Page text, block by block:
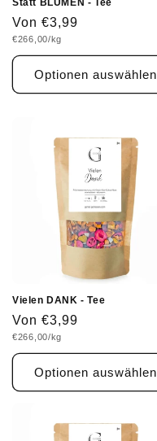
Statt BLUMEN - Tee
Normaler
Preis
Von €3,99
Grundpreis
€266,00/kg
Optionen auswählen
Vielen DANK - Tee
Normaler
Preis
Von €3,99
Grundpreis
€266,00/kg
Optionen auswählen